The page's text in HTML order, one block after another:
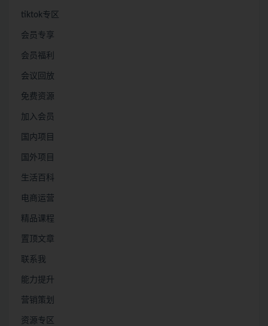
tiktok专区
会员专享
会员福利
会议回放
免费资源
加入会员
国内项目
国外项目
生活百科
电商运营
精品课程
置顶文章
联系我
能力提升
营销策划
资源专区